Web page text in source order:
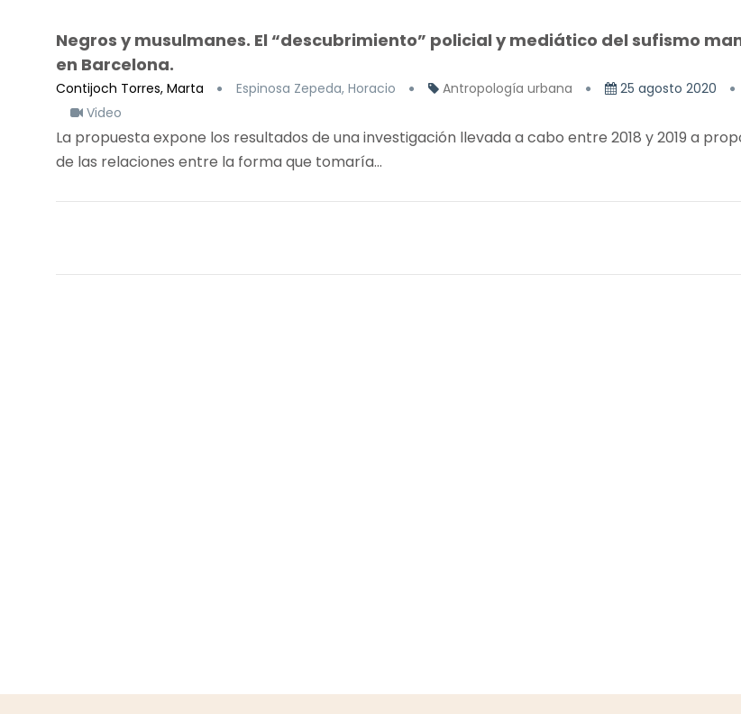
Negros y musulmanes. El “descubrimiento” policial y mediático del sufismo
en Barcelona.
Contijoch Torres, Marta Espinosa Zepeda, Horacio Antropología urbana
25 agosto 2020
Video
La propuesta expone los resultados de una investigación llevada a cabo entre 2018 y 2019 a
de las relaciones entre la forma que tomaría...